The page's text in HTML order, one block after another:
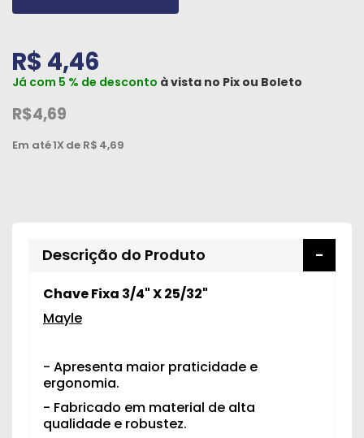
Químicos
Peças
e
Acessórios
R$ 4,46
Já com 5 % de desconto à vista no Pix ou Boleto
R$4,69
Em até1X de R$ 4,69
Descrição do Produto
Chave Fixa 3/4" X 25/32"
Mayle
- Apresenta maior praticidade e
ergonomia.
- Fabricado em material de alta
qualidade e robustez.